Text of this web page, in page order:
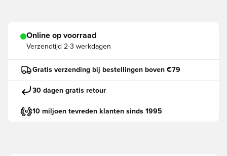
Online op voorraad
Verzendtijd 2-3 werkdagen
Gratis verzending bij bestellingen boven €79
30 dagen gratis retour
10 miljoen tevreden klanten sinds 1995